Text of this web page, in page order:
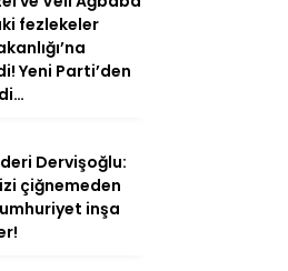
fezlekeler
Yeni Parti’den
Dervişoğlu:
çiğnemeden
inşa